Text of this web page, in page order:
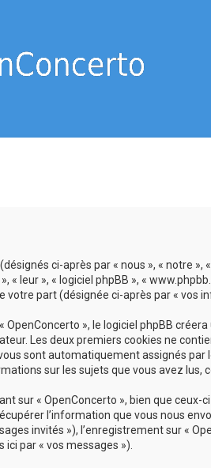
ci-après par « nous », « notre »,
leur », « logiciel phpBB », «
votre part (désignée ci-après par « vos
», le logiciel phpBB
Les deux premiers cookies ne
sont automatiquement assignés
sur les sujets que vous avez lus,
sur « OpenConcerto », bien que
l’information que vous nous
invités »), l’enregistrement sur «
par « vos messages »).